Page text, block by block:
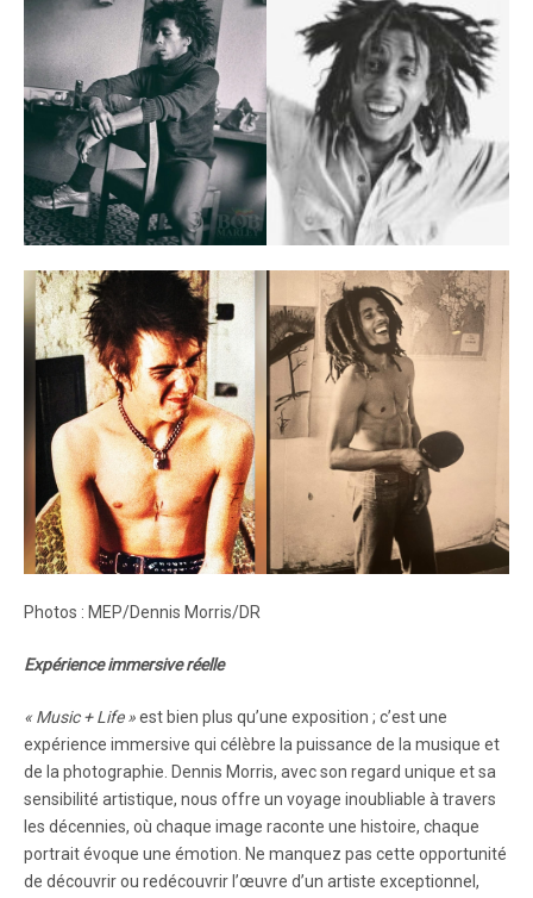
Photos : MEP/Dennis Morris/DR
Expérience immersive réelle
« Music + Life »est bien plus qu’une exposition ; c’est une
expérience immersive qui célèbre la puissance de la musique et
de la photographie. Dennis Morris, avec son regard unique et sa
sensibilité artistique, nous offre un voyage inoubliable à travers
les décennies, où chaque image raconte une histoire, chaque
portrait évoque une émotion. Ne manquez pas cette opportunité
de découvrir ou redécouvrir l’œuvre d’un artiste exceptionnel,